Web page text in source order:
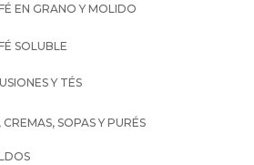
EN GRANO Y MOLIDO
SOLUBLE
Y TÉS
SOPAS Y PURÉS